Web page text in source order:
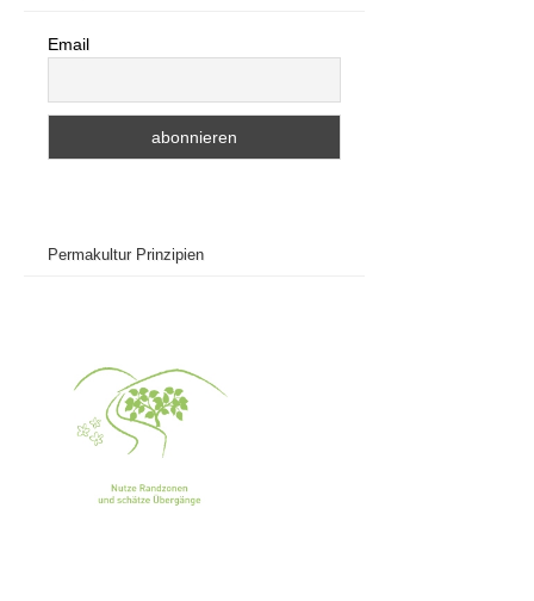
Email
Permakultur Prinzipien